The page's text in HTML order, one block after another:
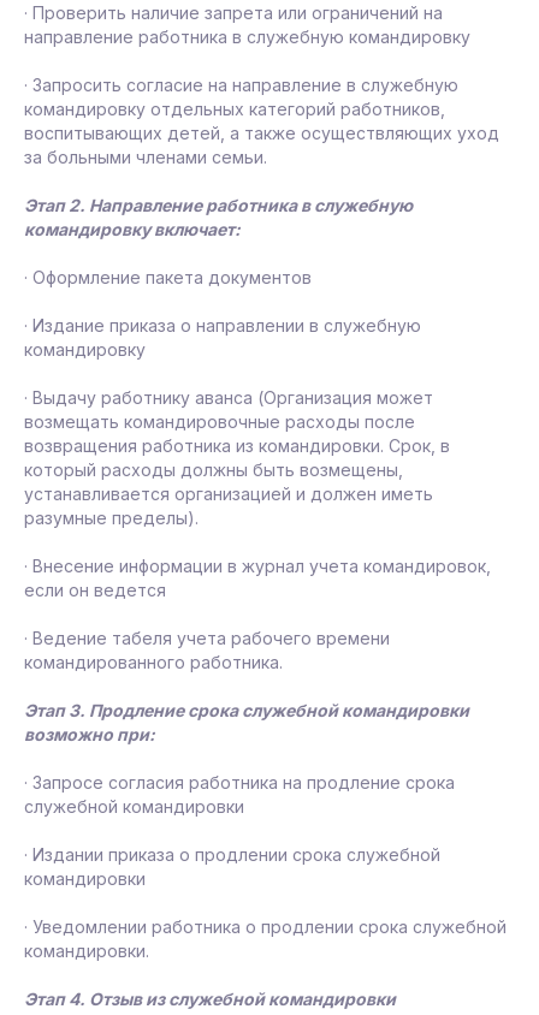
· Проверить наличие запрета или ограничений на
направление работника в служебную командировку
· Запросить согласие на направление в служебную
командировку отдельных категорий работников,
воспитывающих детей, а также осуществляющих уход
за больными членами семьи.
Этап 2. Направление работника в служебную
командировку включает:
· Оформление пакета документов
· Издание приказа о направлении в служебную
командировку
· Выдачу работнику аванса (Организация может
возмещать командировочные расходы после
возвращения работника из командировки. Срок, в
который расходы должны быть возмещены,
устанавливается организацией и должен иметь
разумные пределы).
· Внесение информации в журнал учета командировок,
если он ведется
· Ведение табеля учета рабочего времени
командированного работника.
Этап 3. Продление срока служебной командировки
возможно при:
· Запросе согласия работника на продление срока
служебной командировки
· Издании приказа о продлении срока служебной
командировки
· Уведомлении работника о продлении срока служебной
командировки.
Этап 4. Отзыв из служебной командировки